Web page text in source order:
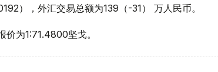
），外汇交易总额为139（-31） 万人民币。
为1:71.4800坚戈。